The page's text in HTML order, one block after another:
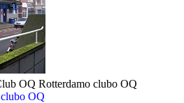
OQ Rotterdamo clubo OQ
OQ